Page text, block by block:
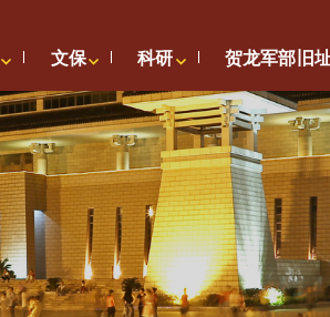
文保 科研 贺龙军部旧